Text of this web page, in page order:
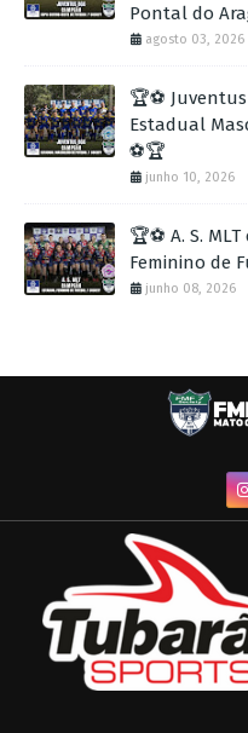
Pontal do
agosto 03, 2026
🏆⚽
Estadual
⚽🏆
junho 10, 2026
🏆⚽ A. S.
Feminino de
junho 08, 2026